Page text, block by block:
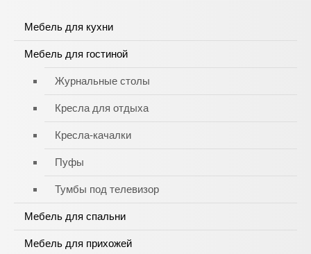
Мебель для кухни
Мебель для гостиной
Журнальные столы
Кресла для отдыха
Кресла-качалки
Пуфы
Тумбы под телевизор
Мебель для спальни
Мебель для прихожей